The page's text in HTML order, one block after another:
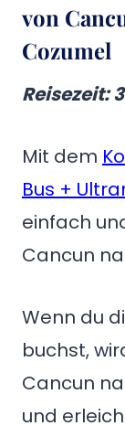
von
Cozumel
Reisezeit:
Mit dem
Bus +
einfach
Cancun
Wenn du
buchst,
Cancun
und